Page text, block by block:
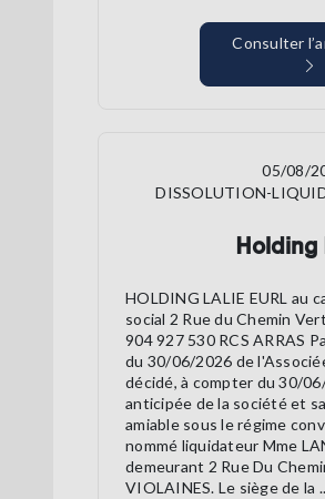
Consulter
05/08/
DISSOLUTION-
Holding
HOLDING LALIE EURL au
social 2 Rue du Chemin
904 927 530 RCS ARRAS
du 30/06/2026 de
décidé, à compter du 30/
anticipée de la société et
amiable sous le régime
nommé liquidateur Mme
demeurant 2 Rue Du
VIOLAINES. Le siège de la